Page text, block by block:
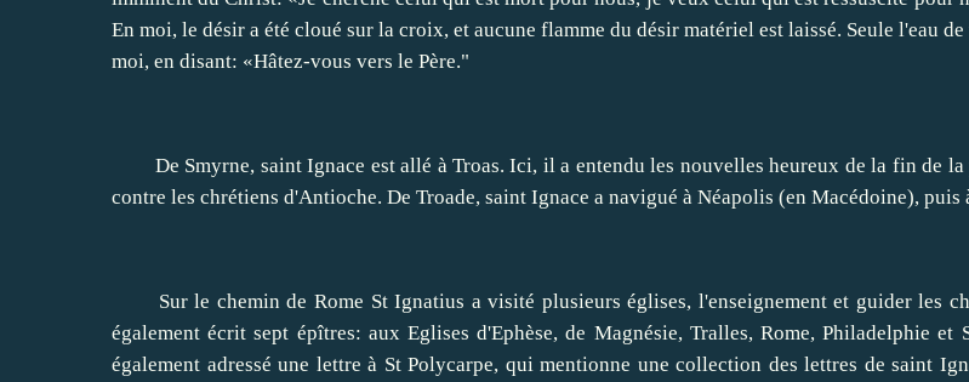
En moi, le désir a été cloué sur la croix, et aucune flamme du désir matériel est laissé. Seule l'eau
moi, en disant: «Hâtez-vous vers le Père."
De Smyrne, saint Ignace est allé à Troas. Ici, il a entendu les nouvelles heureux de la fin de la
contre les chrétiens d'Antioche. De Troade, saint Ignace a navigué à Néapolis (en Macédoine), puis
Sur le chemin de Rome St Ignatius a visité plusieurs églises, l'enseignement et guider les
également écrit sept épîtres: aux Eglises d'Ephèse, de Magnésie, Tralles, Rome, Philadelphie et
également adressé une lettre à St Polycarpe, qui mentionne une collection des lettres de saint